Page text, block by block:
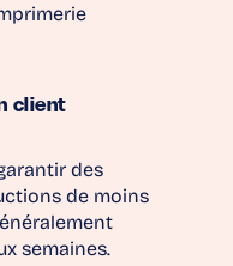
client
des
de moins
semaines.